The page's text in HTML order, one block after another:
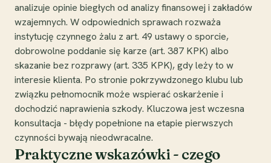
analizuje opinie biegłych od analizy finansowej i zakładów
wzajemnych. W odpowiednich sprawach rozważa
instytucję czynnego żalu z art. 49 ustawy o sporcie,
dobrowolne poddanie się karze (art. 387 KPK) albo
skazanie bez rozprawy (art. 335 KPK), gdy leży to w
interesie klienta. Po stronie pokrzywdzonego klubu lub
związku pełnomocnik może wspierać oskarżenie i
dochodzić naprawienia szkody. Kluczowa jest wczesna
konsultacja - błędy popełnione na etapie pierwszych
czynności bywają nieodwracalne.
Praktyczne wskazówki - czego